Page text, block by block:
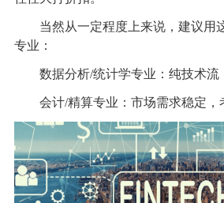
当然从一定程度上来说，建议用
专业：
数据分析/统计学专业：纯技术流
会计/精算专业：市场需求稳定，